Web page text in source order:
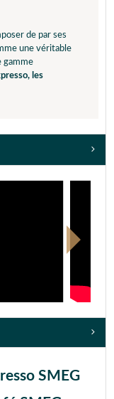
de par ses
une véritable
gamme
les
SMEG